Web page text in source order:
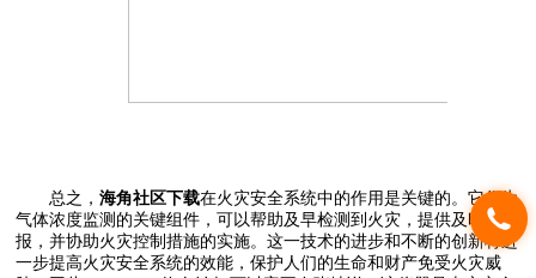
总之，海角社区下载在火灾安全系统中的作用是关键的。它作为
气体浓度监测的关键组件，可以帮助及早检测到火灾，提供及时的警
报，并协助火灾控制措施的实施。这一技术的进步和不断的创新将进
一步提高火灾安全系统的效能，保护人们的生命和财产免受火灾威